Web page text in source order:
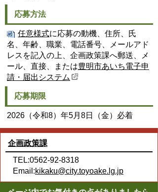
応募方法
任意様式に応募の動機、住所、氏
名、年齢、職業、電話番号、メールアド
レスを記入の上、企画政策課へ郵送、メ
ール、直接、または豊明市あいち電子申
請・届出システム
応募期限
2026（令和8）年5月8日（金）必着
企画政策課
TEL:0562-92-8318
Email:kikaku@city.toyoake.lg.jp